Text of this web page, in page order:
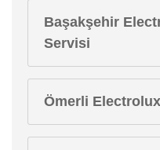
Başakşehir
Servisi
Ömerli